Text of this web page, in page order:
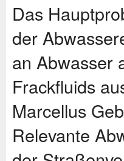
Das
der
an Abwasser
Frackfluids
Marcellus
Relevante